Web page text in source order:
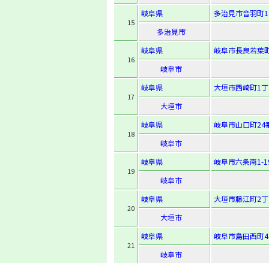
15
岐阜県
多治見市音羽町
多治見市
16
岐阜県
岐阜市長良若葉
岐阜市
17
岐阜県
大垣市西崎町1
大垣市
18
岐阜県
岐阜市山口町24
岐阜市
19
岐阜県
岐阜市六条南1-
岐阜市
20
岐阜県
大垣市藤江町2
大垣市
21
岐阜県
岐阜市島田西町
岐阜市